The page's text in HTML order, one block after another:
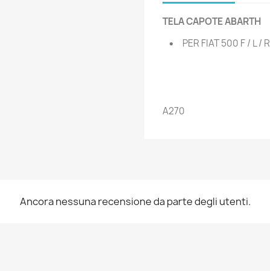
TELA CAPOTE ABARTH
PER FIAT 500 F / L / R
A270
Ancora nessuna recensione da parte degli utenti.